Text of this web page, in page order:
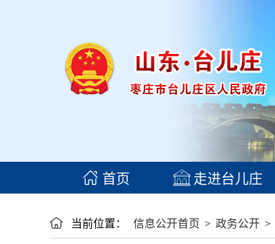
首页 走进台儿庄
当前位置： 信息公开首页 > 政务公开 >